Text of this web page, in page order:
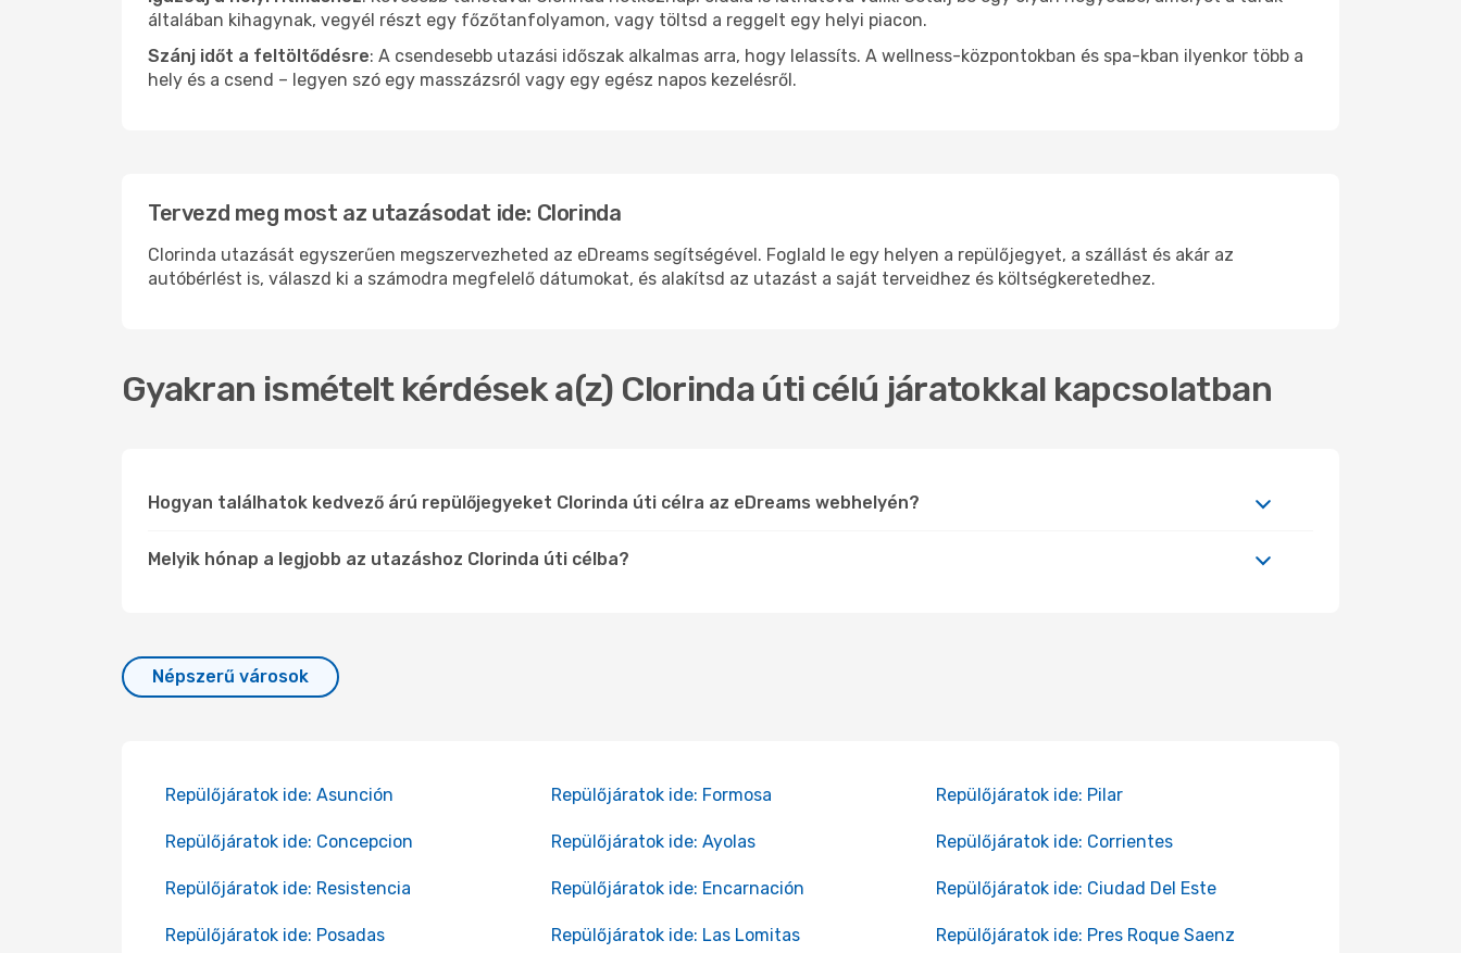
általában kihagynak, vegyél részt egy főzőtanfolyamon, vagy töltsd a reggelt egy helyi piacon.
Szánj időt a feltöltődésre: A csendesebb utazási időszak alkalmas arra, hogy lelassíts. A wellness-központokban és spa-kban ilyenkor több a
hely és a csend – legyen szó egy masszázsról vagy egy egész napos kezelésről.
Tervezd meg most az utazásodat ide: Clorinda
Clorinda utazását egyszerűen megszervezheted az eDreams segítségével. Foglald le egy helyen a repülőjegyet, a szállást és akár az
autóbérlést is, válaszd ki a számodra megfelelő dátumokat, és alakítsd az utazást a saját terveidhez és költségkeretedhez.
Gyakran ismételt kérdések a(z) Clorinda úti célú járatokkal kapcsolatban
Hogyan találhatok kedvező árú repülőjegyeket Clorinda úti célra az eDreams webhelyén?
Melyik hónap a legjobb az utazáshoz Clorinda úti célba?
Népszerű városok
Repülőjáratok ide: Asunción Repülőjáratok ide: Formosa Repülőjáratok ide: Pilar
Repülőjáratok ide: Concepcion Repülőjáratok ide: Ayolas Repülőjáratok ide: Corrientes
Repülőjáratok ide: Resistencia Repülőjáratok ide: Encarnación Repülőjáratok ide: Ciudad Del Este
Repülőjáratok ide: Posadas Repülőjáratok ide: Las Lomitas Repülőjáratok ide: Pres Roque Saenz